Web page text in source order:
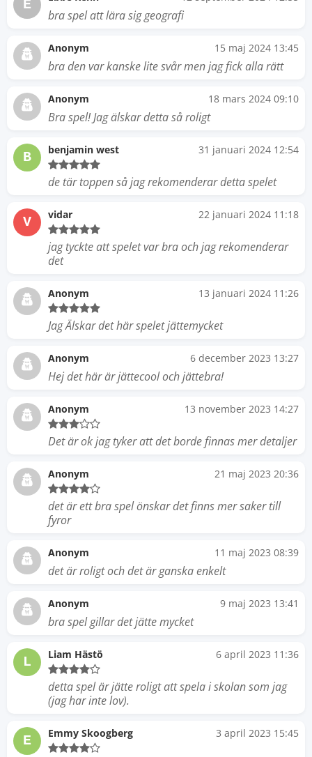
E
bra spel att lära sig geografi
Anonym 15 maj 2024 13:45
bra den var kanske lite svår men jag fick alla rätt
Anonym 18 mars 2024 09:10
Bra spel! Jag älskar detta så roligt
B benjamin west 31 januari 2024 12:54
de tär toppen så jag rekomenderar detta spelet
V vidar 22 januari 2024 11:18
jag tyckte att spelet var bra och jag rekomenderar
det
Anonym 13 januari 2024 11:26
Jag Älskar det här spelet jättemycket
Anonym 6 december 2023 13:27
Hej det här är jättecool och jättebra!
Anonym 13 november 2023 14:27
Det är ok jag tyker att det borde finnas mer detaljer
Anonym 21 maj 2023 20:36
det är ett bra spel önskar det finns mer saker till
fyror
Anonym 11 maj 2023 08:39
det är roligt och det är ganska enkelt
Anonym 9 maj 2023 13:41
bra spel gillar det jätte mycket
L Liam Hästö 6 april 2023 11:36
detta spel är jätte roligt att spela i skolan som jag
(jag har inte lov).
E Emmy Skoogberg 3 april 2023 15:45